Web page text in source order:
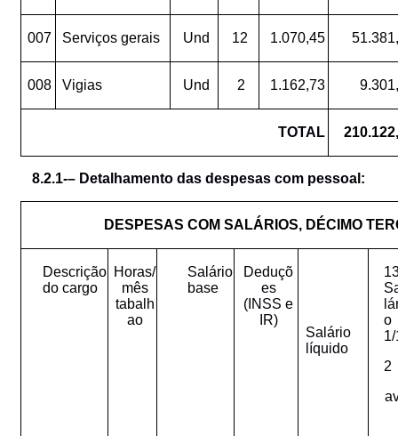
007 Serviços gerais Und 12 1.070,45
008 Vigias Und 2 1.162,73
TOTAL
8.2.1-– Detalhamento das despesas com pessoal:
DESPESAS COM SALÁRIOS, DÉCIMO
Descrição
do cargo
Horas/
mês
tabalh
ao
Salário
base
Deduçõ
es
(INSS e
IR)
Salário
líquido
o
2